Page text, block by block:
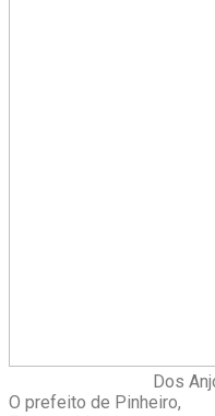
Dos Anjos,
O prefeito de Pinheiro,